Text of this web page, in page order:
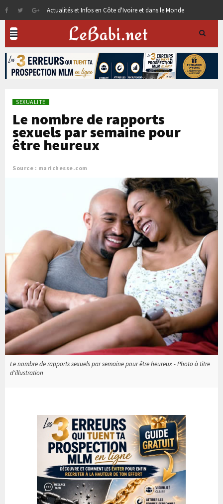
Actualités et Infos en Côte d'Ivoire et dans le Monde
SEXUALITE
Le nombre de rapports
sexuels par semaine pour
être heureux
Source : marichesse.com
Le nombre de rapports sexuels par semaine pour être heureux - Photo à titre
d'illustration